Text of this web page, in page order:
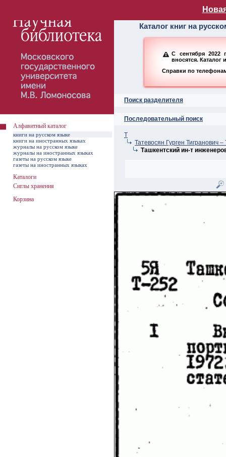
Алфавитный
Каталог книг на
С сентября 2022
вносятся. Каталог
Справки по
Поиск разделителя
Последовательный поиск
Т
Татевосян Гурген Тигранович
Ташкентский ин-т
Алфавитный каталог
книги на русском языке
книги на иностранных языках
журналы на русском языке
журналы на иностранных языках
газеты на русском языке
газеты на иностранных языках
Каталоги
Сиглы хранения
Корзина